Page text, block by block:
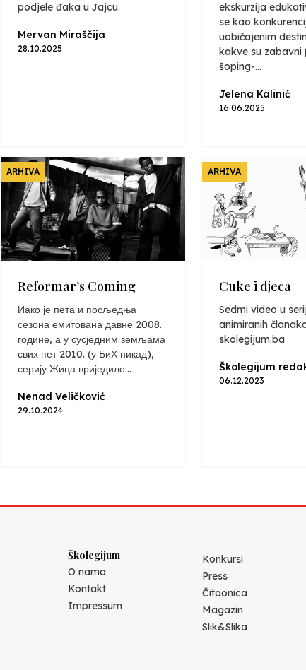
podjele đaka u Jajcu.
Mervan Miraščija
28.10.2025
ekskurzija
se kao
uobičajenim
kakve su zabavni
šoping-...
Jelena Kalinić
16.06.2025
ARHIVA
Reformar’s Coming
Иако је пета и посљедња
сезона емитована давне 2008.
године, а у сусједним земљама
свих пет 2010. (у БиХ никад),
серију Жица вриједило...
Nenad Veličković
29.10.2024
ARHIVA
Cuke i djeca
Sedmi video u
animiranih
skolegijum.ba
Školegijum
06.12.2023
Školegijum
O nama
Kontakt
Impressum
Konkursi
Press
Čitaonica
Magazin
Slik&Slika